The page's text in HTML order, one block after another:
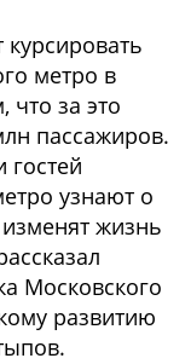
метро в
за это
пассажиров.
узнают о
жизнь
Московского
развитию